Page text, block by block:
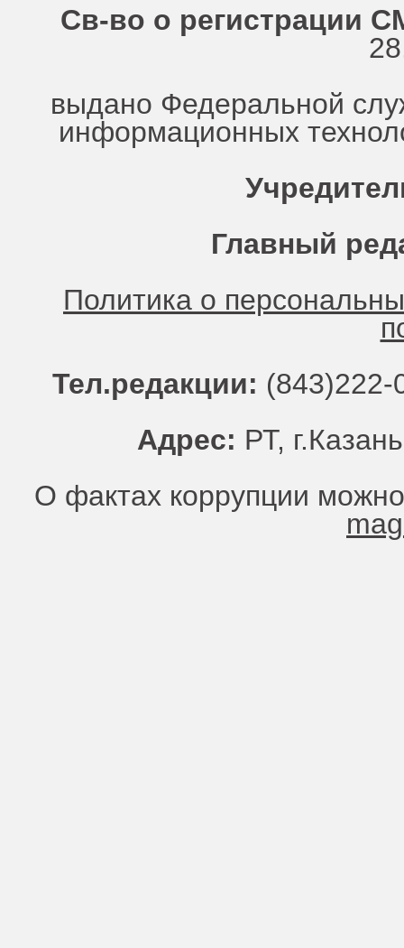
Св-во о регистрации
выдано Федеральной
информационных
Главный
Политика о
Тел.редакции:
Адрес: РТ,
О фактах коррупции